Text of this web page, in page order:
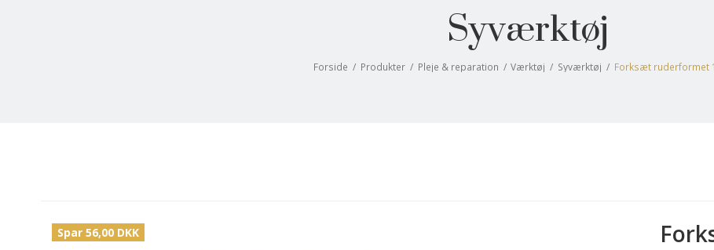
Syværktøj
Forside / Produkter / Pleje & reparation / Værktøj / Syværktøj / Forksæt ruderformet
Spar 56,00 DKK